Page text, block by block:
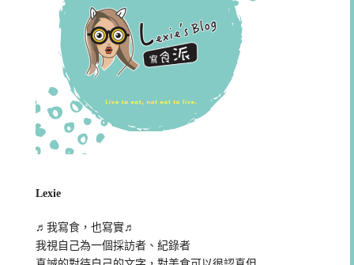
Lexie
♬我寫食，也寫實♬
我視自己為一個採訪者、紀錄者